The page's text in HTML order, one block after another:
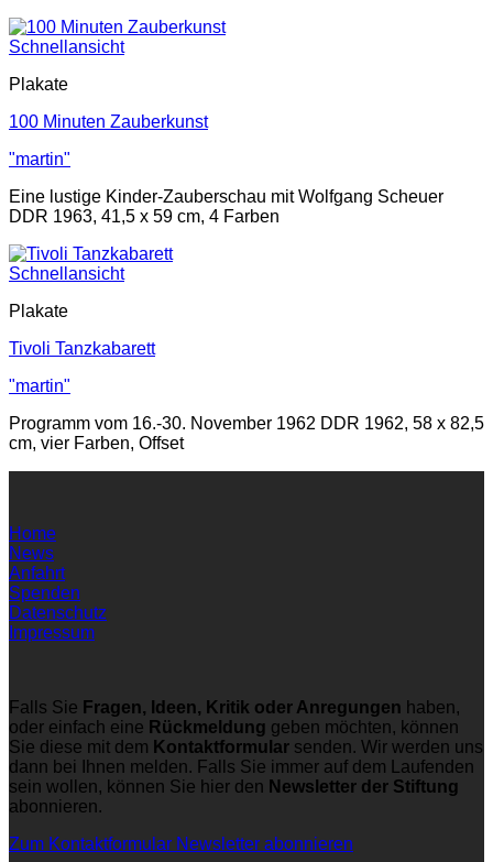
Schnellansicht
Plakate
100 Minuten Zauberkunst
"martin"
Eine lustige Kinder-Zauberschau mit Wolfgang Scheuer
DDR 1963, 41,5 x 59 cm, 4 Farben
Schnellansicht
Plakate
Tivoli Tanzkabarett
"martin"
Programm vom 16.-30. November 1962 DDR 1962, 58 x 82,5
cm, vier Farben, Offset
Home
News
Anfahrt
Spenden
Datenschutz
Impressum
Falls Sie Fragen, Ideen, Kritik oder Anregungen haben,
oder einfach eine Rückmeldung geben möchten, können
Sie diese mit dem Kontaktformular senden. Wir werden uns
dann bei Ihnen melden. Falls Sie immer auf dem Laufenden
sein wollen, können Sie hier den Newsletter der Stiftung
abonnieren.
Zum Kontaktformular Newsletter abonnieren